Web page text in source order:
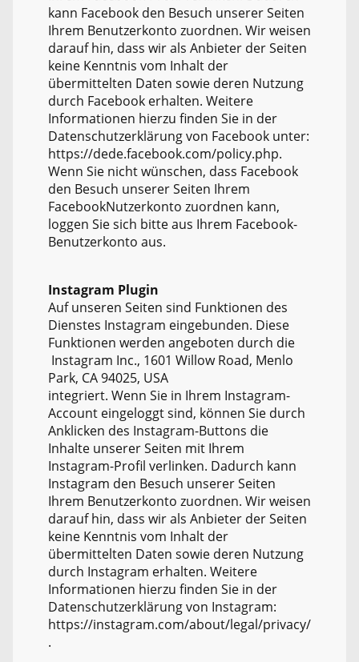
kann Facebook den Besuch unserer Seiten
Ihrem Benutzerkonto zuordnen. Wir weisen
darauf hin, dass wir als Anbieter der Seiten
keine Kenntnis vom Inhalt der
übermittelten Daten sowie deren Nutzung
durch Facebook erhalten. Weitere
Informationen hierzu finden Sie in der
Datenschutzerklärung von Facebook unter:
https://dede.facebook.com/policy.php.
Wenn Sie nicht wünschen, dass Facebook
den Besuch unserer Seiten Ihrem
FacebookNutzerkonto zuordnen kann,
loggen Sie sich bitte aus Ihrem Facebook-
Benutzerkonto aus.
Instagram Plugin
Auf unseren Seiten sind Funktionen des
Dienstes Instagram eingebunden. Diese
Funktionen werden angeboten durch die
Instagram Inc., 1601 Willow Road, Menlo
Park, CA 94025, USA
integriert. Wenn Sie in Ihrem Instagram-
Account eingeloggt sind, können Sie durch
Anklicken des Instagram-Buttons die
Inhalte unserer Seiten mit Ihrem
Instagram-Profil verlinken. Dadurch kann
Instagram den Besuch unserer Seiten
Ihrem Benutzerkonto zuordnen. Wir weisen
darauf hin, dass wir als Anbieter der Seiten
keine Kenntnis vom Inhalt der
übermittelten Daten sowie deren Nutzung
durch Instagram erhalten. Weitere
Informationen hierzu finden Sie in der
Datenschutzerklärung von Instagram:
https://instagram.com/about/legal/privacy/
.